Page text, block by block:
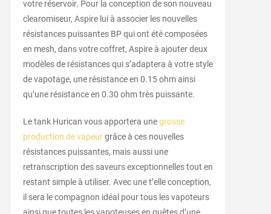
votre réservoir. Pour la conception de son nouveau
clearomiseur, Aspire lui à associer les nouvelles
résistances puissantes BP qui ont été composées
en mesh, dans votre coffret, Aspire à ajouter deux
modèles de résistances qui s’adaptera à votre style
de vapotage, une résistance en 0.15 ohm ainsi
qu’une résistance en 0.30 ohm très puissante.
Le tank Hurican vous apportera unegrosse
production de vapeurgrâce à ces nouvelles
résistances puissantes, mais aussi une
retranscription des saveurs exceptionnelles tout en
restant simple à utiliser. Avec une t’elle conception,
il sera le compagnon idéal pour tous les vapoteurs